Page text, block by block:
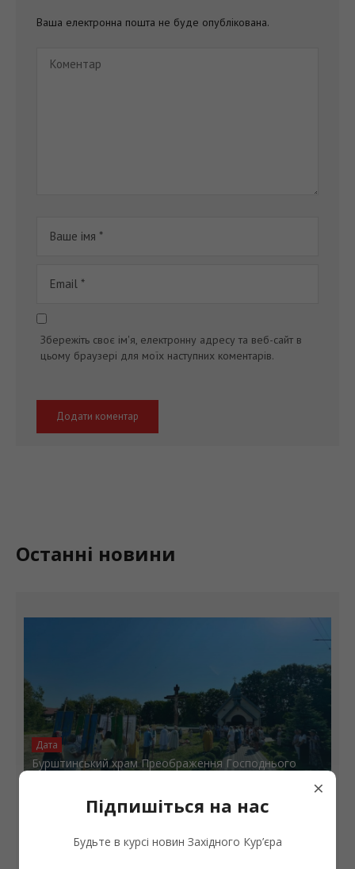
Ваша електронна пошта не буде опублікована.
Збережіть своє ім'я, електронну адресу та веб-сайт в
цьому браузері для моїх наступних коментарів.
Останні новини
Дата
Бурштинський храм Преображення Господнього
×
Підпишіться на нас
Будьте в курсі новин Західного Кур’єра